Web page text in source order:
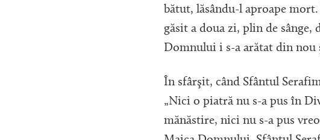
bătut, lăsându-l aproape
găsit a doua zi, plin de
Domnului i s-a arătat din nou
În sfârşit, când Sfântul
„Nici o piatră nu s-a pus în
mănăstire, nici nu s-a pus